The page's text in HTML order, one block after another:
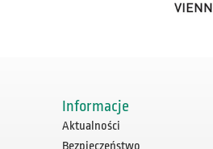
Informacje
Aktualności